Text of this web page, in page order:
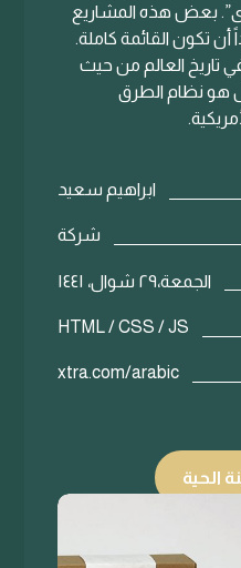
بعض هذه المشاريع
أن تكون القائمة كاملة.
تاريخ العالم من حيث
هو نظام الطرق
ابراهيم سعيد
شركة
الجمعة،٢٩ شوال، ١٤٤١
HTML / CSS / JS
xtra.com/arabic
الحية